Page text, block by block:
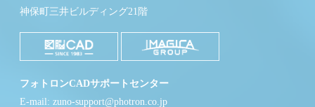
神保町三井ビルディング21階
フォトロンCADサポートセンター
E-mail: zuno-support@photron.co.jp